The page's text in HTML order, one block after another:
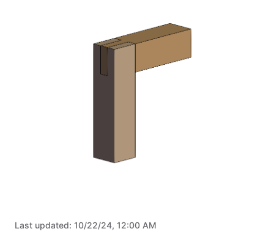
Last updated: 10/22/24, 12:00 AM